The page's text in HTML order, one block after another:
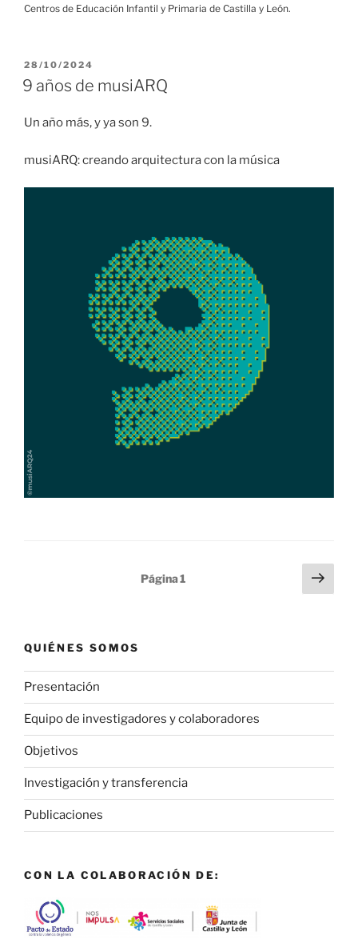
Centros de Educación Infantil y Primaria de Castilla y León.
PUBLICADO
EL
28/10/2024
9 años de musiARQ
Un año más, y ya son 9.
musiARQ: creando arquitectura con la música
Página1
QUIÉNES SOMOS
Presentación
Equipo de investigadores y colaboradores
Objetivos
Investigación y transferencia
Publicaciones
CON LA COLABORACIÓN DE: